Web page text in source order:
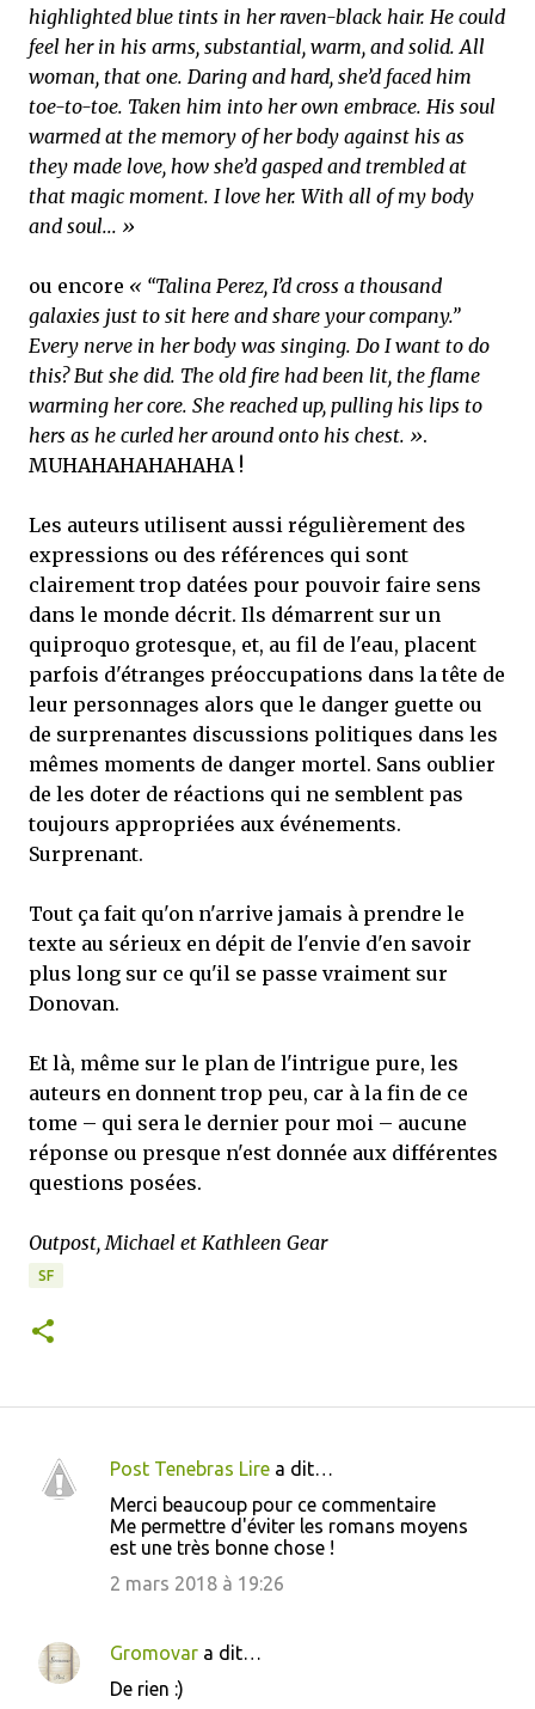
highlighted blue tints in her raven-black hair. He could
feel her in his arms, substantial, warm, and solid. All
woman, that one. Daring and hard, she’d faced him
toe-to-toe. Taken him into her own embrace. His soul
warmed at the memory of her body against his as
they made love, how she’d gasped and trembled at
that magic moment. I love her. With all of my body
and soul... »
ou encore « “Talina Perez, I’d cross a thousand
galaxies just to sit here and share your company.”
Every nerve in her body was singing. Do I want to do
this? But she did. The old fire had been lit, the flame
warming her core. She reached up, pulling his lips to
hers as he curled her around onto his chest. ».
MUHAHAHAHAHAHA !
Les auteurs utilisent aussi régulièrement des
expressions ou des références qui sont
clairement trop datées pour pouvoir faire sens
dans le monde décrit. Ils démarrent sur un
quiproquo grotesque, et, au fil de l'eau, placent
parfois d'étranges préoccupations dans la tête de
leur personnages alors que le danger guette ou
de surprenantes discussions politiques dans les
mêmes moments de danger mortel. Sans oublier
de les doter de réactions qui ne semblent pas
toujours appropriées aux événements.
Surprenant.
Tout ça fait qu'on n'arrive jamais à prendre le
texte au sérieux en dépit de l'envie d'en savoir
plus long sur ce qu'il se passe vraiment sur
Donovan.
Et là, même sur le plan de l'intrigue pure, les
auteurs en donnent trop peu, car à la fin de ce
tome – qui sera le dernier pour moi – aucune
réponse ou presque n'est donnée aux différentes
questions posées.
Outpost, Michael et Kathleen Gear
SF
C
n
t
Post Tenebras Lire a dit…
Merci beaucoup pour ce commentaire
Me permettre d'éviter les romans moyens
est une très bonne chose !
2 mars 2018 à 19:26
Gromovar a dit…
De rien :)